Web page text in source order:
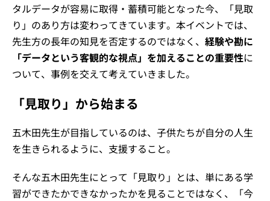
タルデータが容易に取得・蓄積可能となった今、「見取
り」のあり方は変わってきています。本イベントでは、
先生方の長年の知見を否定するのではなく、 経験や勘に
「データという客観的な視点」を加えることの重要性に
ついて、事例を交えて考えていきました。
「見取り」から始まる
五木田先生が目指しているのは、子供たちが自分の人生
を生きられるように、支援すること。
そんな五木田先生にとって「見取り」とは、単にある学
習ができたかできなかったかを見ることではなく、「今